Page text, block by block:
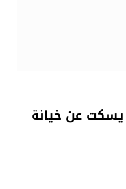
يسكت عن خيانة